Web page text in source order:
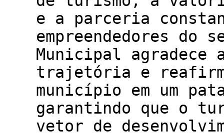
e a parceria
empreendedores do
Municipal agradece
trajetória e reafirma
município em um
garantindo que o
vetor de